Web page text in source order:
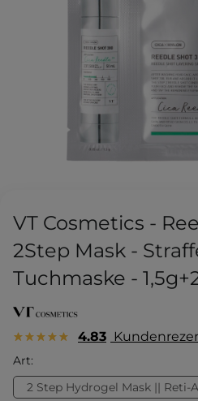
VT Cosmetics -
2Step Mask -
Tuchmaske -
4.83
Art:
2 Step Hydrogel Mask || Reti-